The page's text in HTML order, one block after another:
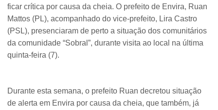
ficar crítica por causa da cheia. O prefeito de Envira, Ruan
Mattos (PL), acompanhado do vice-prefeito, Lira Castro
(PSL), presenciaram de perto a situação dos comunitários
da comunidade “Sobral”, durante visita ao local na última
quinta-feira (7).
Durante esta semana, o prefeito Ruan decretou situação
de alerta em Envira por causa da cheia, que também, já